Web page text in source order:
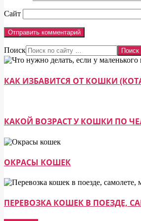
Сайт
Поиск
КАК ИЗБАВИТСЯ ОТ КОШКИ
КАКОЙ ВОЗРАСТ У КОШКИ ПО
ОКРАСЫ КОШЕК
ПЕРЕВОЗКА КОШЕК В ПОЕЗДЕ,